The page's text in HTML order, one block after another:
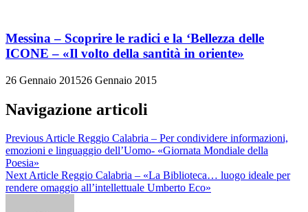
Messina – Scoprire le radici e la ‘Bellezza delle
ICONE – «Il volto della santità in oriente»
26 Gennaio 201526 Gennaio 2015
Navigazione articoli
Previous Article Reggio Calabria – Per condividere informazioni,
emozioni e linguaggio dell’Uomo- «Giornata Mondiale della
Poesia»
Next Article Reggio Calabria – «La Biblioteca… luogo ideale per
rendere omaggio all’intellettuale Umberto Eco»